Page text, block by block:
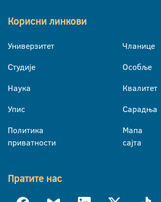
Корисни линкови
Универзитет
Студије
Наука
Упис
Политика
приватности
Чланице
Особље
Квалитет
Сарадња
Мапа
сајта
Пратите нас